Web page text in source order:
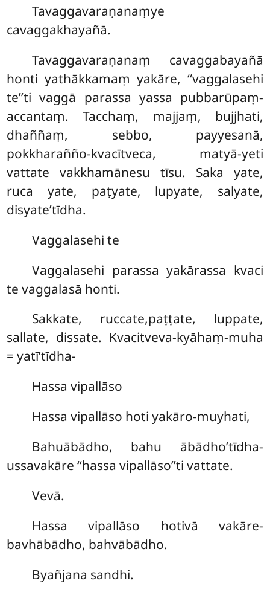
Tavaggavaraṇanaṃye
cavaggakhayañā.
Tavaggavaraṇanaṃ cavaggabayañā
honti yathākkamaṃ yakāre, ‘‘vaggalasehi
te’’ti vaggā parassa yassa pubbarūpaṃ-
accantaṃ. Tacchaṃ, majjaṃ, bujjhati,
dhaññaṃ, sebbo, payyesanā,
pokkharañño-kvacītveca, matyā-yeti
vattate vakkhamānesu tīsu. Saka yate,
ruca yate, paṭyate, lupyate, salyate,
disyate’tīdha.
Vaggalasehi te
Vaggalasehi parassa yakārassa kvaci
te vaggalasā honti.
Sakkate, ruccate,paṭṭate, luppate,
sallate, dissate. Kvacitveva-kyāhaṃ-muha
= yatī’tīdha-
Hassa vipallāso
Hassa vipallāso hoti yakāro-muyhati,
Bahuābādho, bahu ābādho’tīdha-
ussavakāre ‘‘hassa vipallāso’’ti vattate.
Vevā.
Hassa vipallāso hotivā vakāre-
bavhābādho, bahvābādho.
Byañjana sandhi.